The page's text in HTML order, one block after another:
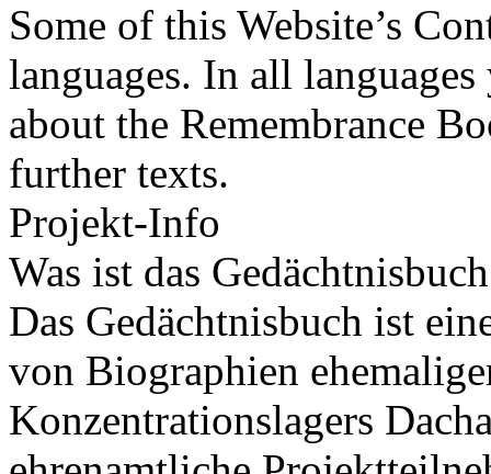
Some of this Website’s
languages. In all
about the Remembrance
further texts.
Projekt-Info
Was ist das
Das Gedächtnisbuch ist
von Biographien
Konzentrationslagers